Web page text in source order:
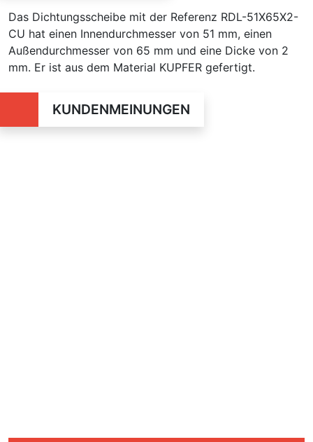
Das Dichtungsscheibe mit der Referenz RDL-51X65X2-
CU hat einen Innendurchmesser von 51 mm, einen
Außendurchmesser von 65 mm und eine Dicke von 2
mm. Er ist aus dem Material KUPFER gefertigt.
KUNDENMEINUNGEN